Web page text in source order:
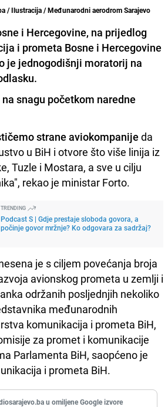
/ Ilustracija / Međunarodni aerodrom Sarajevo
i Hercegovine, na prijedlog
i prometa Bosne i Hercegovine
je jednogodišnji moratorij na
snagu početkom naredne
strane aviokompanije da
u BiH i otvore što više linija iz
Tuzle i Mostara, a sve u cilju
rekao je ministar Forto.
TRENDING
Podcast S | Gdje prestaje sloboda govora, a
počinje govor mržnje? Ko odgovara za sadržaj?
je s ciljem povećanja broja
avionskog prometa u zemlji i
održanih posljednjih nekoliko
međunarodnih
komunikacija i prometa BiH,
za promet i komunikacije
Parlamenta BiH, saopćeno je
i prometa BiH.
u omiljene Google izvore